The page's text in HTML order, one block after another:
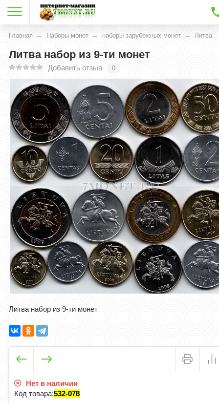
Главная Наборы монет наборы зарубежных монет Литва
Литва набор из 9-ти монет
Добавить отзыв 0
Литва набор из 9-ти монет
Нет в наличии
Код товара:532-078